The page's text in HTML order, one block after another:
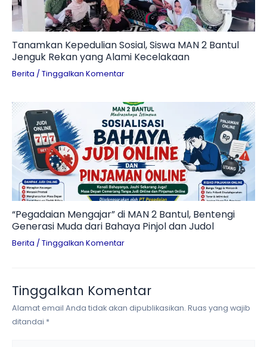
Tanamkan Kepedulian Sosial, Siswa MAN 2 Bantul
Jenguk Rekan yang Alami Kecelakaan
Berita / Tinggalkan Komentar
“Pegadaian Mengajar” di MAN 2 Bantul, Bentengi
Generasi Muda dari Bahaya Pinjol dan Judol
Berita / Tinggalkan Komentar
Tinggalkan Komentar
Alamat email Anda tidak akan dipublikasikan. Ruas yang wajib
ditandai *